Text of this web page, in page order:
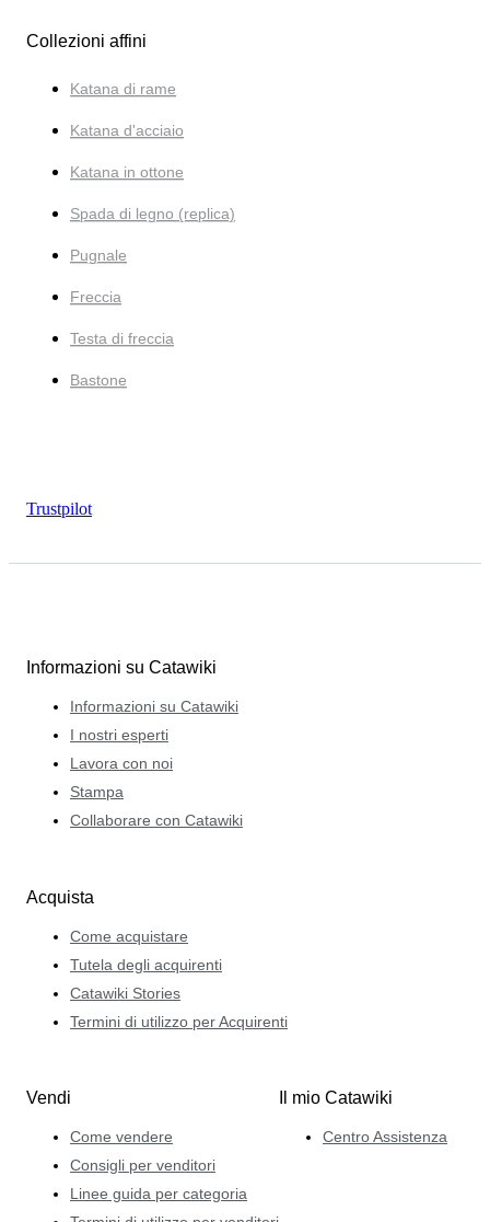
Collezioni affini
Katana di rame
Katana d'acciaio
Katana in ottone
Spada di legno (replica)
Pugnale
Freccia
Testa di freccia
Bastone
Trustpilot
Informazioni su Catawiki
Informazioni su Catawiki
I nostri esperti
Lavora con noi
Stampa
Collaborare con Catawiki
Acquista
Come acquistare
Tutela degli acquirenti
Catawiki Stories
Termini di utilizzo per Acquirenti
Vendi
Come vendere
Consigli per venditori
Linee guida per categoria
Il mio Catawiki
Centro Assistenza